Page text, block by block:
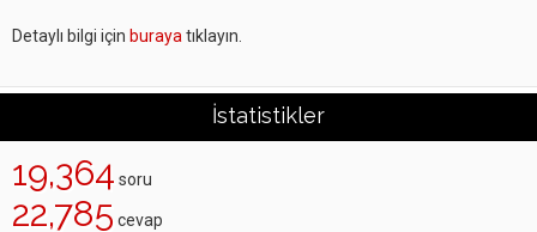
Detaylı bilgi için buraya tıklayın.
İstatistikler
19,364 soru
22,785 cevap